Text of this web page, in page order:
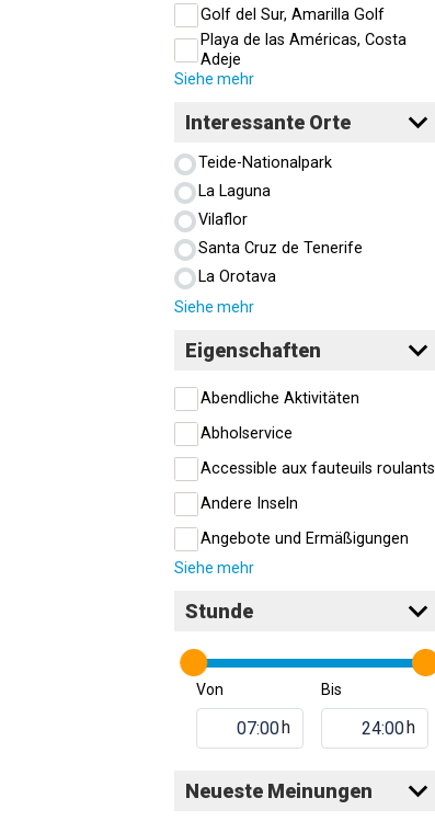
Golf del Sur, Amarilla Golf
Playa de las Américas, Costa
Adeje
Siehe mehr
Interessante Orte
Teide-Nationalpark
La Laguna
Vilaflor
Santa Cruz de Tenerife
La Orotava
Siehe mehr
Eigenschaften
Abendliche Aktivitäten
Abholservice
Accessible aux fauteuils roulants
Andere Inseln
Angebote und Ermäßigungen
Siehe mehr
Stunde
Von
h
Bis
h
Neueste Meinungen